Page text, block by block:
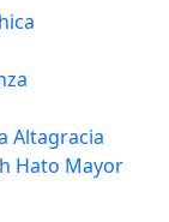
Altagracia
Hato Mayor